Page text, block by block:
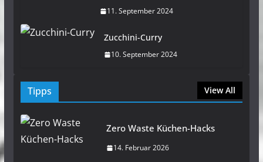
11. September 2024
Zucchini-Curry
10. September 2024
Tipps View All
Zero Waste Küchen-Hacks
14. Februar 2026